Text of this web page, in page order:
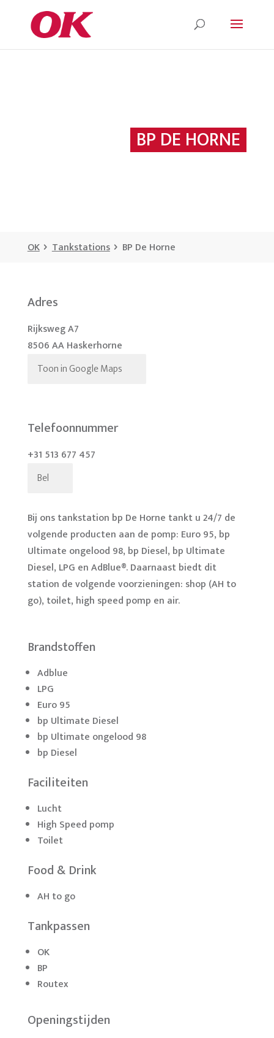
BP DE HORNE
OK Tankstations BP De Horne
Adres
Rijksweg A7
8506 AA Haskerhorne
Toon in Google Maps
Telefoonnummer
+31 513 677 457
Bel
Bij ons tankstation bp De Horne tankt u 24/7 de
volgende producten aan de pomp: Euro 95, bp
Ultimate ongelood 98, bp Diesel, bp Ultimate
Diesel, LPG en AdBlue®. Daarnaast biedt dit
station de volgende voorzieningen: shop (AH to
go), toilet, high speed pomp en air.
Brandstoffen
Adblue
LPG
Euro 95
bp Ultimate Diesel
bp Ultimate ongelood 98
bp Diesel
Faciliteiten
Lucht
High Speed pomp
Toilet
Food & Drink
AH to go
Tankpassen
OK
BP
Routex
Openingstijden